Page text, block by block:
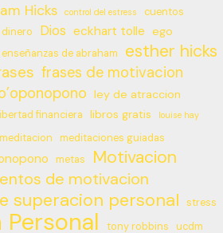
Hicks control del estress cuentos
dinero Dios eckhart tolle ego
enseñanzas de abraham esther hicks
frases de motivacion
ley de atraccion
libertad financiera libros gratis louise hay
meditacion meditaciones guiadas
metas Motivacion
de motivacion
superacion personal stress
tony robbins
ucdm